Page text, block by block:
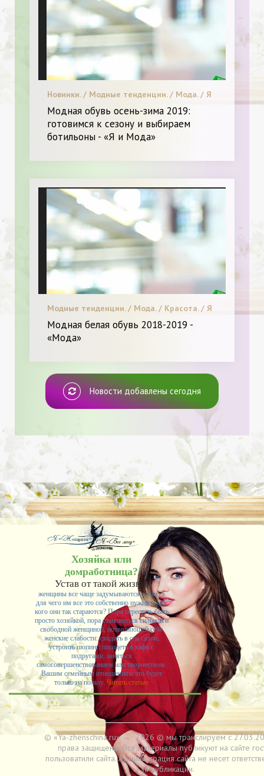
Новинки. / Модные тенденции. / Мода. / Я
и Мода.
Модная обувь осень-зима 2019:
готовимся к сезону и выбираем
ботильоны - «Я и Мода»
Модные тенденции. / Мода. / Красота. / Я
и Мода.
Модная белая обувь 2018-2019 -
«Мода»
Новости добавлены сегодня
Хозяйка или
домработница?
Устав от такой жизни,
женщины все чаще задумываются о том, а
для чего им все это собственно нужно и для
кого они так стараются? Пора перестать быть
просто хозяйкой, пора становиться сильной и
свободной женщиной, позволяющей себе
женские слабости: сходить в спа салон,
устроить шопинг, посидеть в кафе с
подругами, заняться
самосовершенствованием или творчеством.
Вашим семейным отношениям это будет
только на пользу. Читать статью
© «Ya-zhenschina.ru»→ 2026 © мы транслируем с
права защищены. Все материалы публикуют на сайте
пользоватили сайта. Администрация сайта не несет
за публикации.